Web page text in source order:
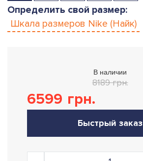
Определить свой размер:
Шкала размеров Nike (Найк)
В наличии
8189 грн.
6599 грн.
Быстрый заказ